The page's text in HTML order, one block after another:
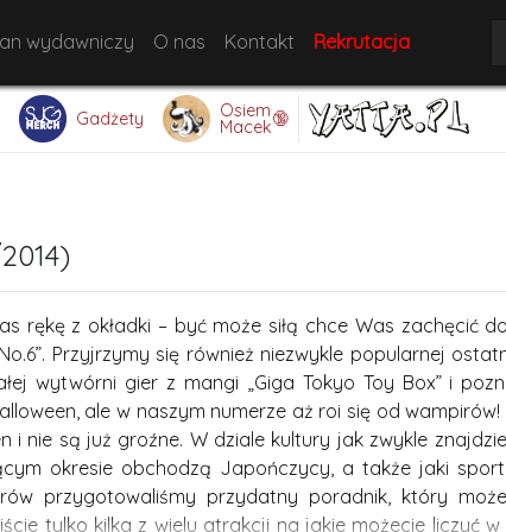
wydawniczy O nas Kontakt Rekrutacja
Gadżety Osiem
Macek🔞
rękę z okładki – być może siłą chce Was zachęcić
Przyjrzymy się również niezwykle popularnej
wytwórni gier z mangi „Giga Tokyo Toy Box” i
ale w naszym numerze aż roi się od
i nie są już groźne. W dziale kultury jak zwykle
okresie obchodzą Japończycy, a także jaki
przygotowaliśmy przydatny poradnik, który
tylko kilka z wielu atrakcji na jakie możecie liczyć